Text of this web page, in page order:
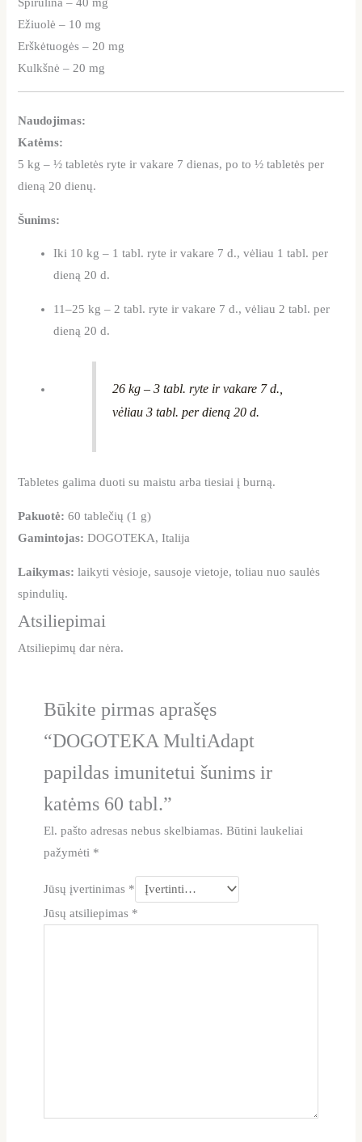
Spirulina – 40 mg
Ežiuolė – 10 mg
Erškėtuogės – 20 mg
Kulkšnė – 20 mg
Naudojimas:
Katėms:
5 kg – ½ tabletės ryte ir vakare 7 dienas, po to ½ tabletės per
dieną 20 dienų.
Šunims:
Iki 10 kg – 1 tabl. ryte ir vakare 7 d., vėliau 1 tabl. per
dieną 20 d.
11–25 kg – 2 tabl. ryte ir vakare 7 d., vėliau 2 tabl. per
dieną 20 d.
26 kg – 3 tabl. ryte ir vakare 7 d.,
vėliau 3 tabl. per dieną 20 d.
Tabletes galima duoti su maistu arba tiesiai į burną.
Pakuotė: 60 tablečių (1 g)
Gamintojas: DOGOTEKA, Italija
Laikymas: laikyti vėsioje, sausoje vietoje, toliau nuo saulės
spindulių.
Atsiliepimai
Atsiliepimų dar nėra.
Būkite pirmas aprašęs
“DOGOTEKA MultiAdapt
papildas imunitetui šunims ir
katėms 60 tabl.”
El. pašto adresas nebus skelbiamas. Būtini laukeliai
pažymėti *
Jūsų įvertinimas *
Jūsų atsiliepimas *